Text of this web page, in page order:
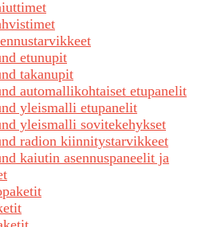
etunupit
takanupit
automallikohtaiset etupanelit
yleismalli etupanelit
yleismalli sovitekehykset
radion kiinnitystarvikkeet
kaiutin asennuspaneelit ja